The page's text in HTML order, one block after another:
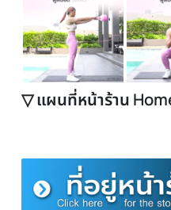
▽ ท่าเล่น ดัมเบลลู